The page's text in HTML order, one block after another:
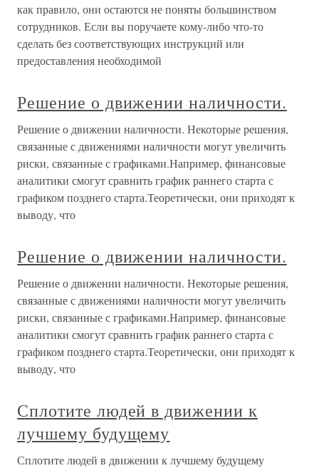
как правило, они остаются не поняты большинством
сотрудников. Если вы поручаете кому-либо что-то
сделать без соответствующих инструкций или
предоставления необходимой
Решение о движении наличности.
Решение о движении наличности. Некоторые решения,
связанные с движениями наличности могут увеличить
риски, связанные с графиками.Например, финансовые
аналитики смогут сравнить график раннего старта с
графиком позднего старта.Теоретически, они приходят к
выводу, что
Решение о движении наличности.
Решение о движении наличности. Некоторые решения,
связанные с движениями наличности могут увеличить
риски, связанные с графиками.Например, финансовые
аналитики смогут сравнить график раннего старта с
графиком позднего старта.Теоретически, они приходят к
выводу, что
Сплотите людей в движении к
лучшему будущему
Сплотите людей в движении к лучшему будущему